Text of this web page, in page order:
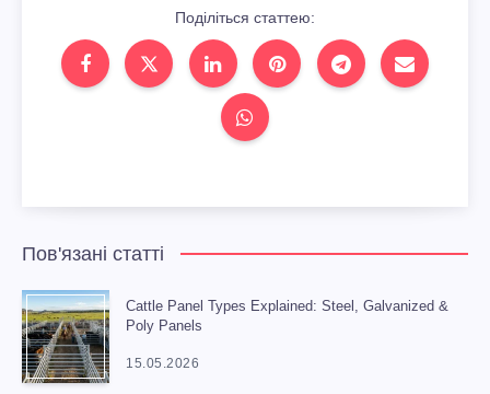
Поділіться статтею:
Пов'язані статті
Cattle Panel Types Explained: Steel, Galvanized &
Poly Panels
15.05.2026